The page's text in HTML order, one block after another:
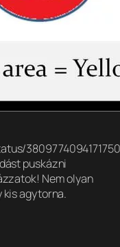
puskázni
Nem olyan
kis agytorna.